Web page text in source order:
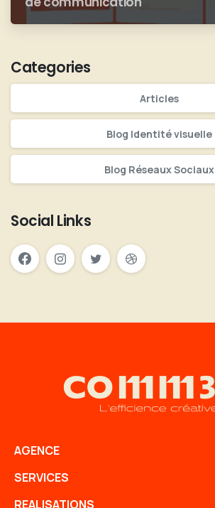
Categories
Articles
Blog Identité visuelle
Blog Réseaux Sociaux
Social Links
AGENCE
SERVICES
REALISATIONS